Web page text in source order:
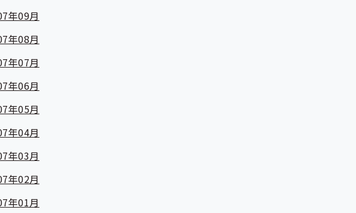
年09月
年08月
年07月
年06月
年05月
年04月
年03月
年02月
年01月